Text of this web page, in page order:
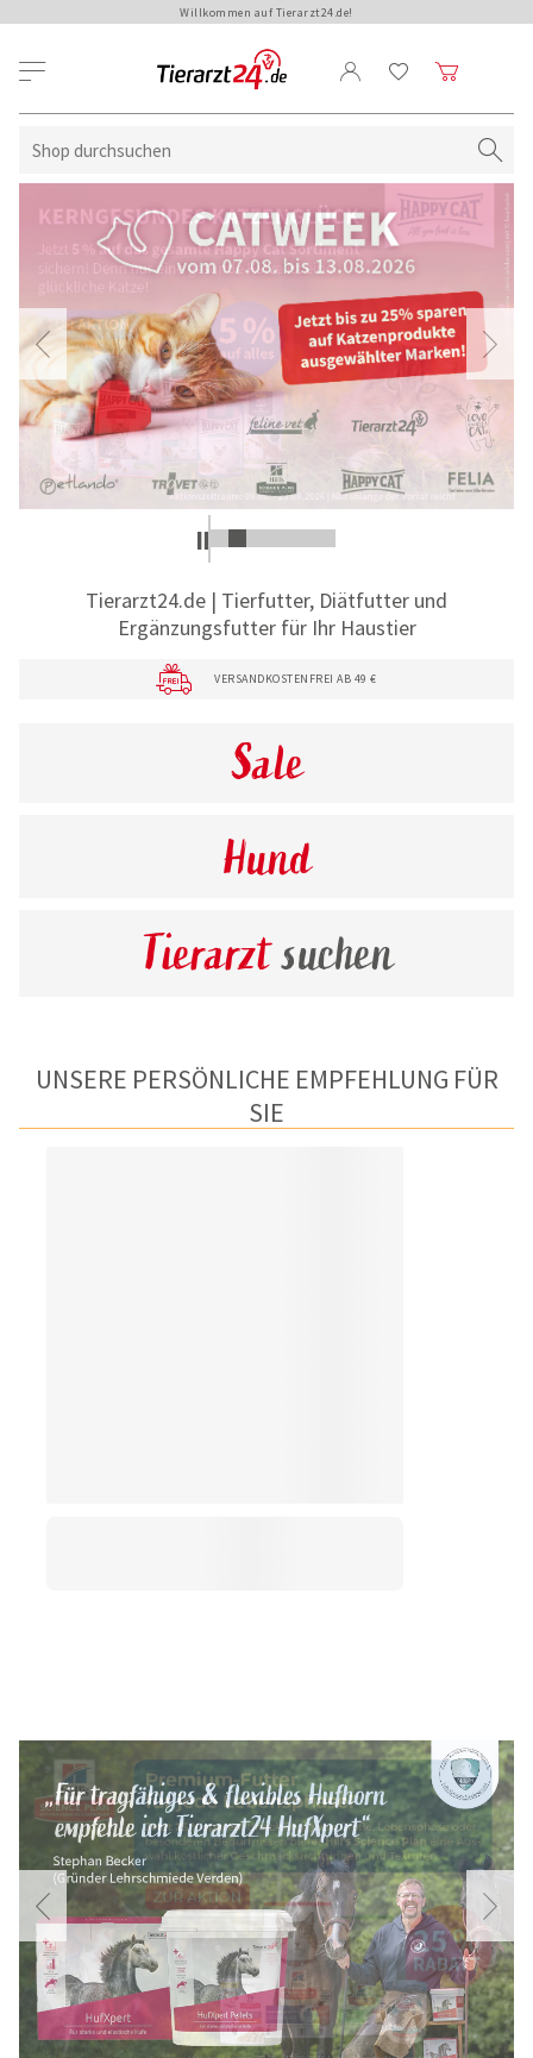
Willkommen auf Tierarzt24.de!
Tierarzt24.de | Tierfutter, Diätfutter und
Ergänzungsfutter für Ihr Haustier
VERSANDKOSTENFREI AB 49 €
Sale
Hund
Tierarztsuchen
UNSERE PERSÖNLICHE EMPFEHLUNG FÜR
SIE